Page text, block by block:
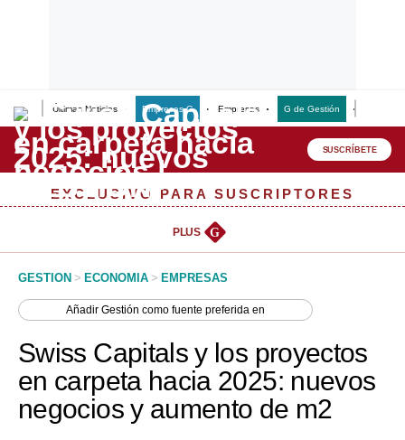
Últimas Noticias Empresas G Empresas G de Gestión
Lo último
Peru Quiosco
Management & Empleo
Perú
Política
SUSCRÍBETE
EXCLUSIVO PARA SUSCRIPTORES
PLUS G
GESTION > ECONOMIA > EMPRESAS
AñadirGestión como fuente preferida en
Swiss Capitals y los proyectos
en carpeta hacia 2025: nuevos
negocios y aumento de m2